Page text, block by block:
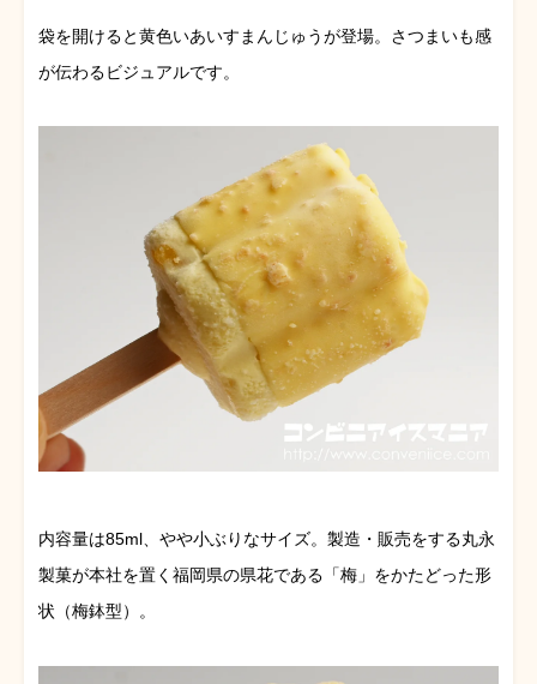
袋を開けると黄色いあいすまんじゅうが登場。さつまいも感
が伝わるビジュアルです。
内容量は85ml、やや小ぶりなサイズ。製造・販売をする丸永
製菓が本社を置く福岡県の県花である「梅」をかたどった形
状（梅鉢型）。